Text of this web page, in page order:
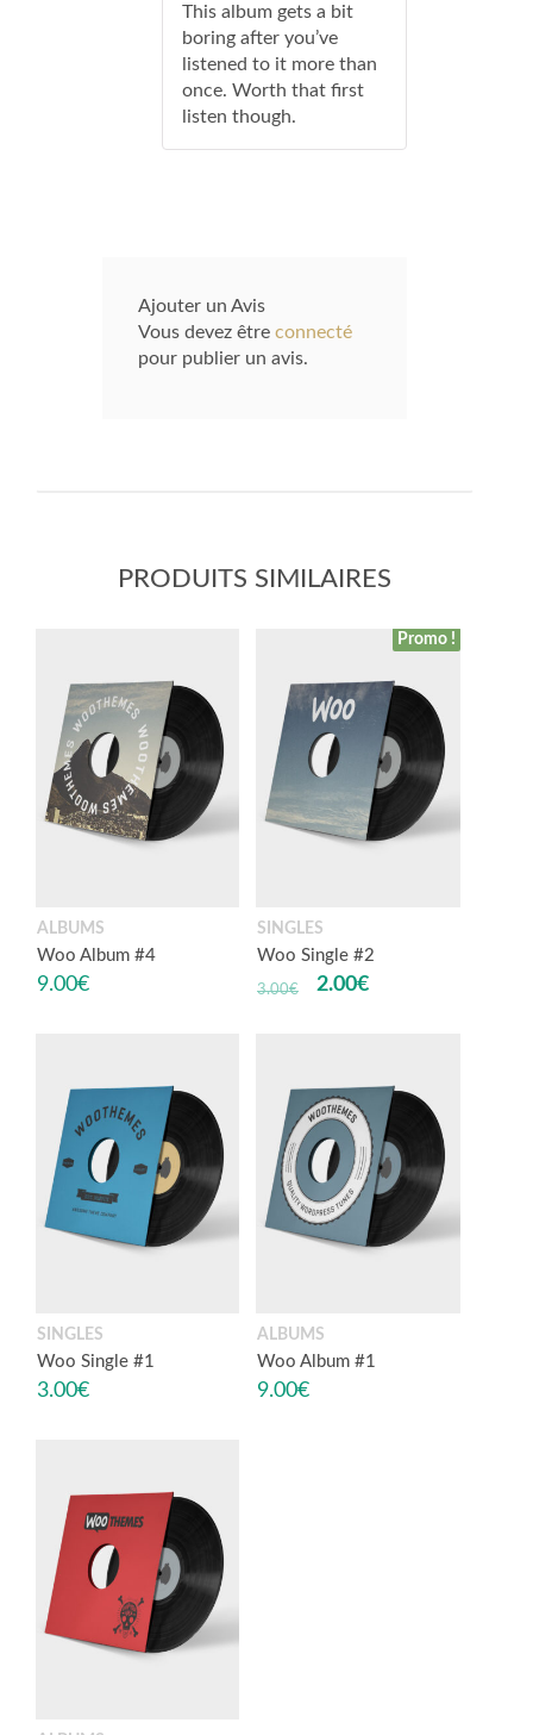
This album gets a bit
boring after you’ve
listened to it more than
once. Worth that first
listen though.
Ajouter un Avis
Vous devez êtreconnecté
pour publier un avis.
PRODUITS SIMILAIRES
ALBUMS
Woo Album #4
9.00€
Promo !
SINGLES
Woo Single #2
3.00€ 2.00€
SINGLES
Woo Single #1
3.00€
ALBUMS
Woo Album #1
9.00€